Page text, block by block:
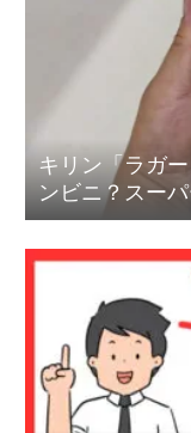
キリン「ラガ
ンビニ？スー